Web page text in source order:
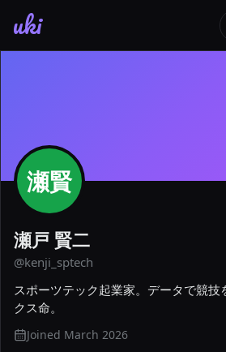
uki
瀬賢
瀬戸 賢二
@kenji_sptech
スポーツテック起業家。データで競技
クス命。
Joined March 2026